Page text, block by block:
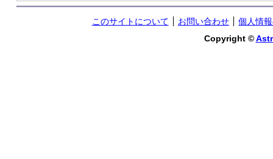
このサイトについて お問い合わせ
個人情
Copyright ©